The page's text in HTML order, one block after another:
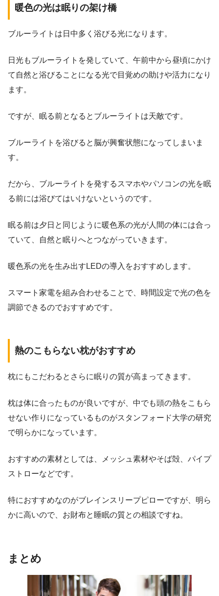
暖色の光は眠りの架け橋
ブルーライトは日中多く浴びる光になります。
日光もブルーライトを発していて、午前中から昼頃にかけ
て自然と浴びることになる光で目覚めの助けや活力になり
ます。
ですが、眠る前となるとブルーライトは天敵です。
ブルーライトを浴びると脳が興奮状態になってしまいま
す。
だから、ブルーライトを発するスマホやパソコンの光を眠
る前には浴びてはいけないというのです。
眠る前は夕日と同じように暖色系の光が人間の体には合っ
ていて、自然と眠りへとつながっていきます。
暖色系の光を生み出すLEDの導入をおすすめします。
スマート家電を組み合わせることで、時間設定で光の色を
調節できるのでおすすめです。
熱のこもらない枕がおすすめ
枕にもこだわるとさらに眠りの質が高まってきます。
枕は体に合ったものが良いですが、中でも頭の熱をこもら
せない作りになっているものがスタンフォード大学の研究
で明らかになっています。
おすすめの素材としては、メッシュ素材やそば殻、パイプ
ストローなどです。
特におすすめなのがブレインスリープピローですが、明ら
かに高いので、お財布と睡眠の質との相談ですね。
まとめ